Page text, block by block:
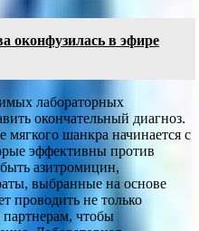
оконфузилась в эфире
лабораторных
окончательный диагноз.
шанкра начинается с
эффективны против
азитромицин,
выбранные на основе
проводить не только
чтобы